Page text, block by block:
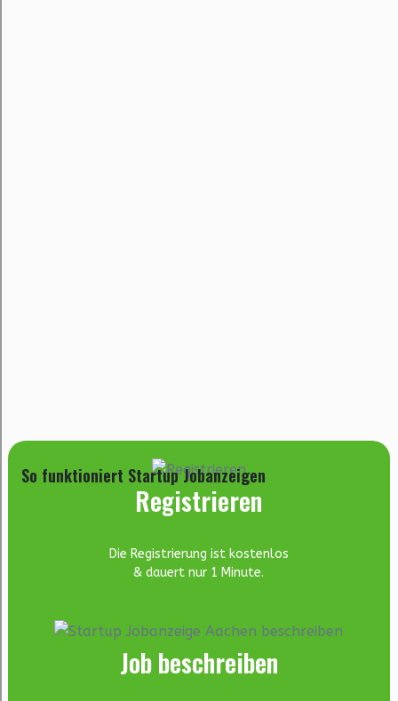
So funktioniert Startup Jobanzeigen
Registrieren
Die Registrierung ist kostenlos
& dauert nur 1 Minute.
Job beschreiben